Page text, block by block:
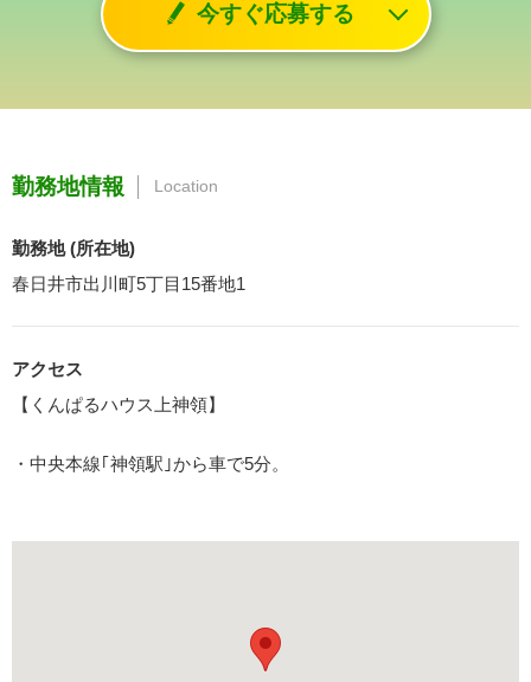
今すぐ応募する
勤務地情報 Location
勤務地 (所在地)
春日井市出川町5丁目15番地1
アクセス
【くんぱるハウス上神領】
・中央本線｢神領駅｣から車で5分。